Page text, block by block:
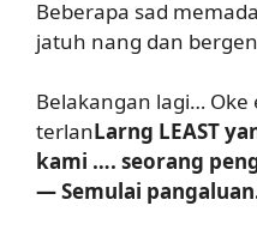
Beberapa sad
jatuh nang dan
Belakangan lagi… Oke
terlanLarng LEAST
kami …. seorang
— Semulai